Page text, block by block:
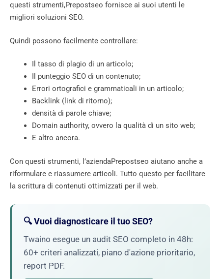
questi strumenti,Prepostseo fornisce ai suoi utenti le
migliori soluzioni SEO.
Quindi possono facilmente controllare:
Il tasso di plagio di un articolo;
Il punteggio SEO di un contenuto;
Errori ortografici e grammaticali in un articolo;
Backlink (link di ritorno);
densità di parole chiave;
Domain authority, ovvero la qualità di un sito web;
E altro ancora.
Con questi strumenti, l’aziendaPrepostseo aiutano anche a
riformulare e riassumere articoli. Tutto questo per facilitare
la scrittura di contenuti ottimizzati per il web.
🔍 Vuoi diagnosticare il tuo SEO?
Twaino esegue un audit SEO completo in 48h:
60+ criteri analizzati, piano d'azione prioritario,
report PDF.